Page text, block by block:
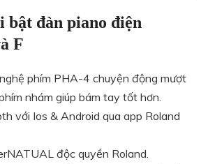
bật đàn piano điện
F
phím PHA-4 chuyện động mượt
nhám giúp bám tay tốt hơn.
với Ios & Android qua app Roland
độc quyền Roland.